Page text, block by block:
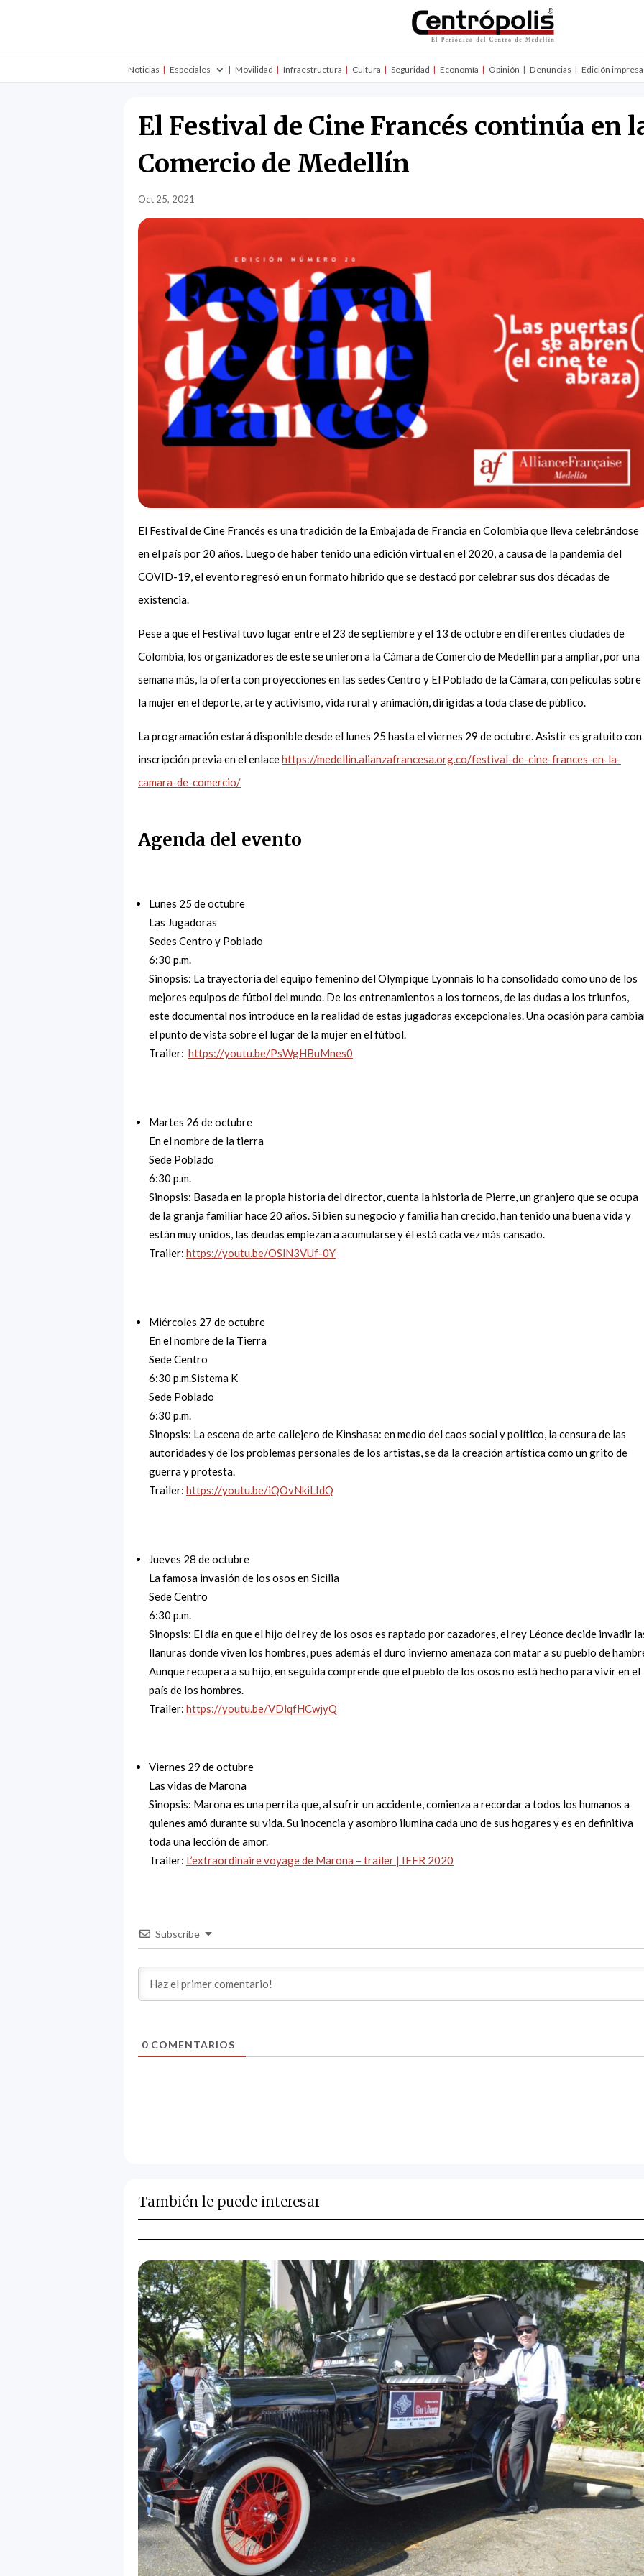
Noticias Especiales Movilidad Infraestructura Cultura Seguridad Economía Opinión Denuncias Edición impresa
El Festival de Cine Francés continúa en
Comercio de Medellín
Oct 25, 2021
El Festival de Cine Francés es una tradición de la Embajada de Francia en Colombia que lleva celebrándose
en el país por 20 años. Luego de haber tenido una edición virtual en el 2020, a causa de la pandemia del
COVID-19, el evento regresó en un formato híbrido que se destacó por celebrar sus dos décadas de
existencia.
Pese a que el Festival tuvo lugar entre el 23 de septiembre y el 13 de octubre en diferentes ciudades de
Colombia, los organizadores de este se unieron a la Cámara de Comercio de Medellín para ampliar, por una
semana más, la oferta con proyecciones en las sedes Centro y El Poblado de la Cámara, con películas sobre
la mujer en el deporte, arte y activismo, vida rural y animación, dirigidas a toda clase de público.
La programación estará disponible desde el lunes 25 hasta el viernes 29 de octubre. Asistir es gratuito con
inscripción previa en el enlacehttps://medellin.alianzafrancesa.org.co/festival-de-cine-frances-en-la-
camara-de-comercio/
Agenda del evento
Lunes 25 de octubre
Las Jugadoras
Sedes Centro y Poblado
6:30 p.m.
Sinopsis: La trayectoria del equipo femenino del Olympique Lyonnais lo ha consolidado como uno de los
mejores equipos de fútbol del mundo. De los entrenamientos a los torneos, de las dudas a los triunfos,
este documental nos introduce en la realidad de estas jugadoras excepcionales. Una ocasión para
el punto de vista sobre el lugar de la mujer en el fútbol.
Trailer: https://youtu.be/PsWgHBuMnes0
Martes 26 de octubre
En el nombre de la tierra
Sede Poblado
6:30 p.m.
Sinopsis: Basada en la propia historia del director, cuenta la historia de Pierre, un granjero que se ocupa
de la granja familiar hace 20 años. Si bien su negocio y familia han crecido, han tenido una buena vida y
están muy unidos, las deudas empiezan a acumularse y él está cada vez más cansado.
Trailer: https://youtu.be/OSlN3VUf-0Y
Miércoles 27 de octubre
En el nombre de la Tierra
Sede Centro
6:30 p.m.Sistema K
Sede Poblado
6:30 p.m.
Sinopsis: La escena de arte callejero de Kinshasa: en medio del caos social y político, la censura de las
autoridades y de los problemas personales de los artistas, se da la creación artística como un grito de
guerra y protesta.
Trailer: https://youtu.be/iQOvNkiLIdQ
Jueves 28 de octubre
La famosa invasión de los osos en Sicilia
Sede Centro
6:30 p.m.
Sinopsis: El día en que el hijo del rey de los osos es raptado por cazadores, el rey Léonce decide invadir
llanuras donde viven los hombres, pues además el duro invierno amenaza con matar a su pueblo de
Aunque recupera a su hijo, enseguida comprende que el pueblo de los osos no está hecho para vivir en el
país de los hombres.
Trailer: https://youtu.be/VDlqfHCwjyQ
Viernes 29 de octubre
Las vidas de Marona
Sinopsis: Marona es una perrita que, al sufrir un accidente, comienza a recordar a todos los humanos a
quienes amó durante su vida. Su inocencia y asombro ilumina cada uno de sus hogares y es en definitiva
toda una lección de amor.
Trailer: L’extraordinaire voyage de Marona – trailer | IFFR 2020
Subscribe
0 COMENTARIOS
También le puede interesar